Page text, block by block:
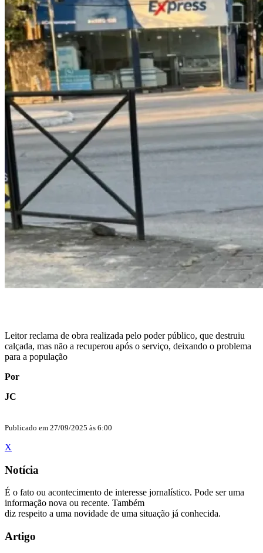
Leitor reclama de obra realizada pelo poder público, que destruiu
calçada, mas não a recuperou após o serviço, deixando o problema
para a população
Por
JC
Publicado em 27/09/2025 às 6:00
X
Notícia
É o fato ou acontecimento de interesse jornalístico. Pode ser uma
informação nova ou recente. Também
diz respeito a uma novidade de uma situação já conhecida.
Artigo